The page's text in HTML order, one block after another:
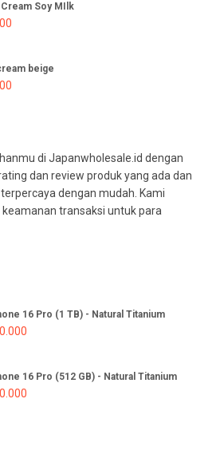
Cream Soy MIlk
beige
di Japanwholesale.id dengan
dan review produk yang ada dan
dengan mudah. Kami
transaksi untuk para
16 Pro (1 TB) - Natural Titanium
16 Pro (512 GB) - Natural Titanium